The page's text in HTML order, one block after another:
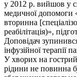
у 2012 р. вийшов у
медичної допомоги
вторинна
реабілітація)»,
Доповідач
інфузійної терапії
У хворих на гострий
рідини не повинна